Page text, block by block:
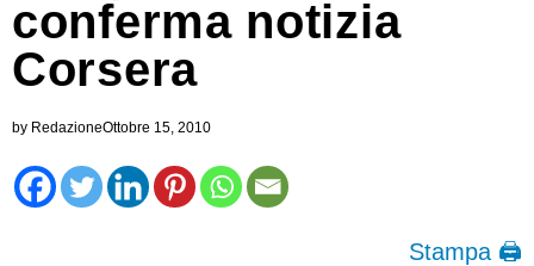
conferma notizia
Corsera
by RedazioneOttobre 15, 2010
Stampa 🖨